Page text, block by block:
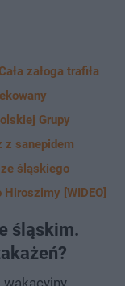
załoga trafiła
Grupy
z sanepidem
śląskiego
[WIDEO]
śląskim.